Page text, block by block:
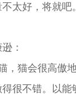
太好，将就吧。
：
，猫会很高傲
很不错。以能